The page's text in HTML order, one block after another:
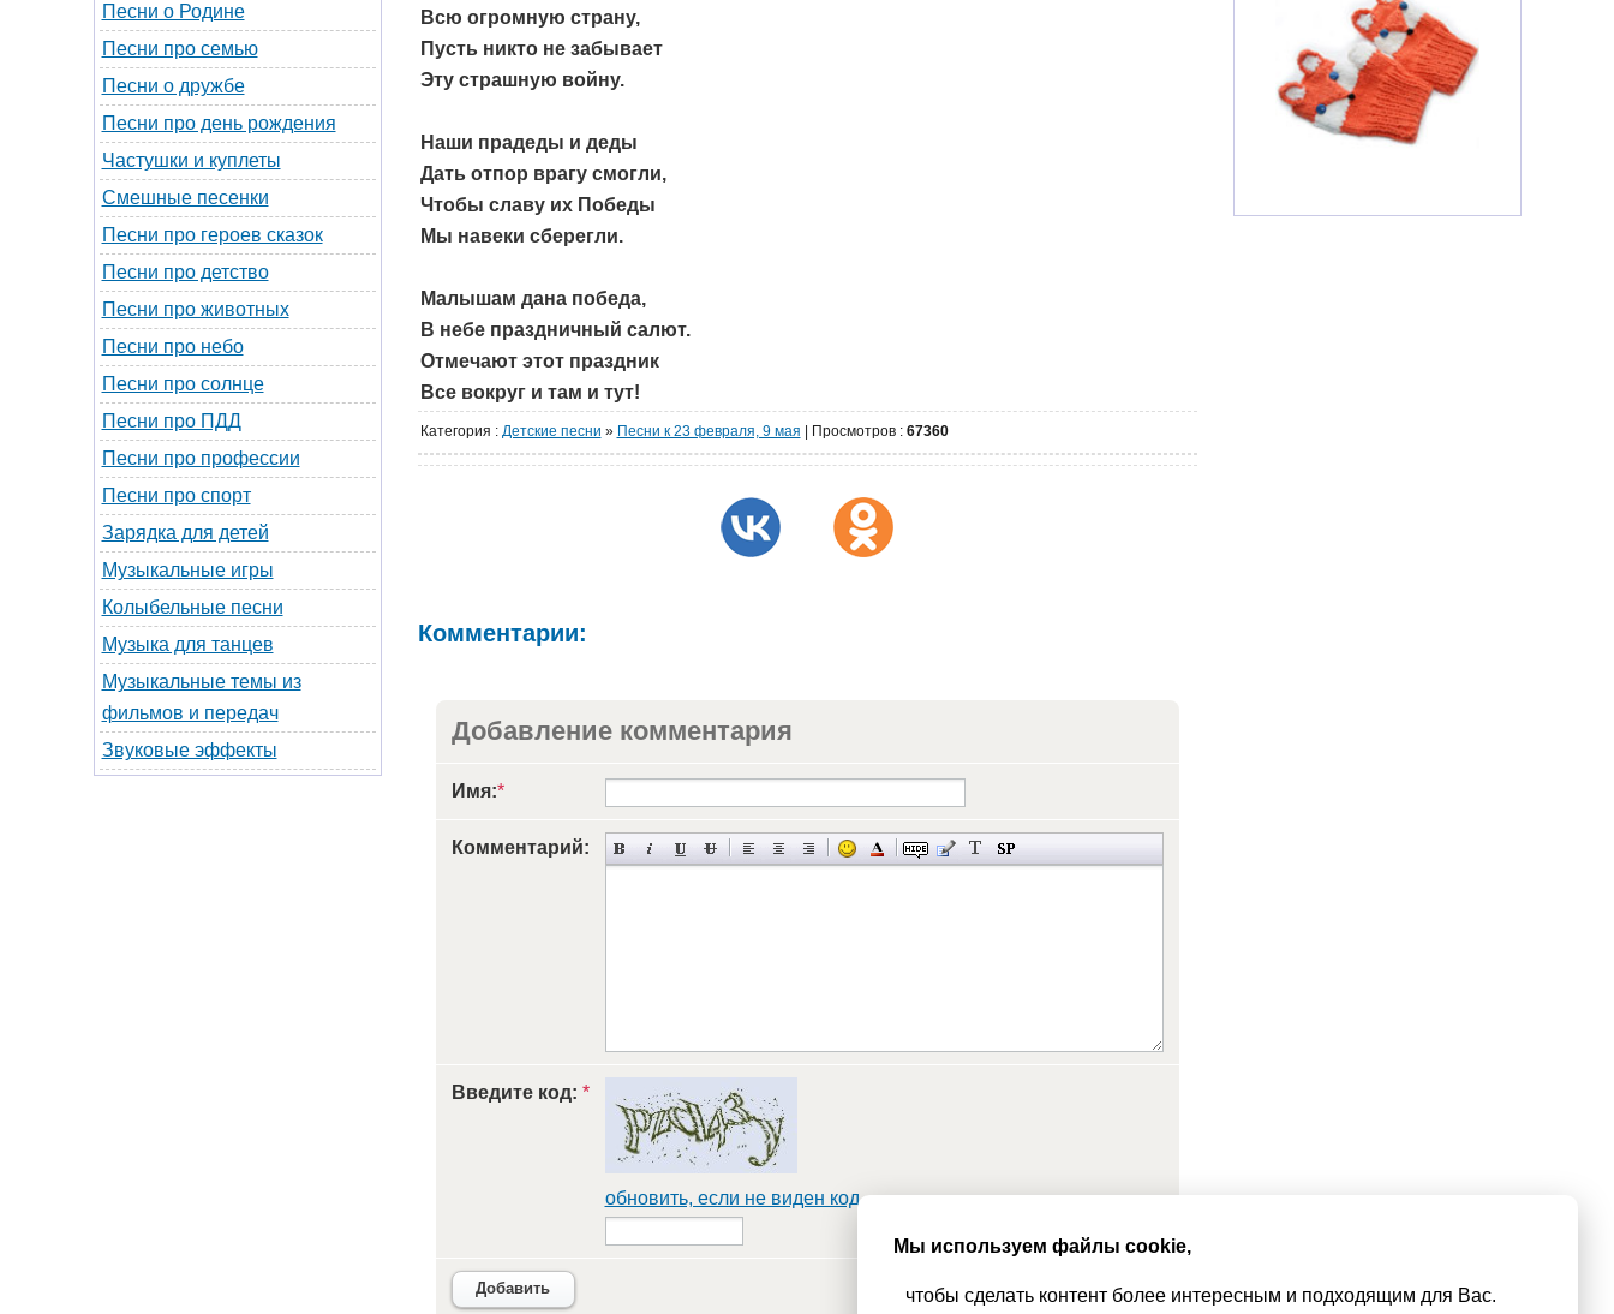
Песни о Родине
Песни про семью
Песни о дружбе
Песни про день рождения
Частушки и куплеты
Смешные песенки
Песни про героев сказок
Песни про детство
Песни про животных
Песни про небо
Песни про солнце
Песни про ПДД
Песни про профессии
Песни про спорт
Зарядка для детей
Музыкальные игры
Колыбельные песни
Музыка для танцев
Музыкальные темы из
фильмов и передач
Звуковые эффекты
Всю огромную страну,
Пусть никто не забывает
Эту страшную войну.
Наши прадеды и деды
Дать отпор врагу смогли,
Чтобы славу их Победы
Мы навеки сберегли.
Малышам дана победа,
В небе праздничный салют.
Отмечают этот праздник
Все вокруг и там и тут!
Категория : Детские песни » Песни к 23 февраля, 9 мая | Просмотров : 67360
Комментарии:
Добавление комментария
Имя:*
Комментарий:
Введите код: *
обновить, если не виден код
Добавить
Мы используем файлы cookie,
чтобы сделать контент более интересным и подходящим для Вас.